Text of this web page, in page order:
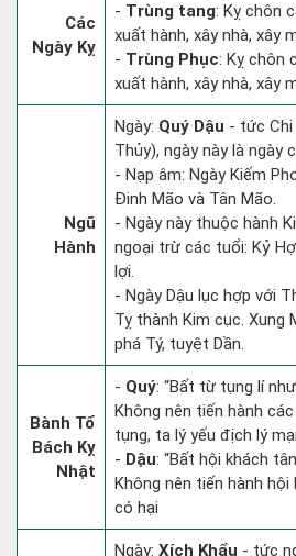
Các
Ngày Kỵ
- Trùng tang: Kỵ chôn
xuất hành, xây nhà, xây
- Trùng Phục: Kỵ chôn
xuất hành, xây nhà, xây
Ngũ
Hành
Ngày: Quý Dậu - tức Chi
Thủy), ngày này là ngày
- Nạp âm: Ngày Kiếm
Đinh Mão và Tân Mão.
- Ngày này thuộc hành
ngoại trừ các tuổi: Kỷ
lợi.
- Ngày Dậu lục hợp với
Tỵ thành Kim cục. Xung
phá Tý, tuyệt Dần.
Bành Tổ
Bách Kỵ
Nhật
- Quý: “Bất từ tụng lí
Không nên tiến hành
tụng, ta lý yếu địch lý
- Dậu: “Bất hội khách
Không nên tiến hành
có hại
Ngày: Xích Khẩu - tức